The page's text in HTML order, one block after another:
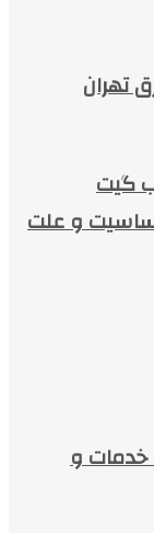
تهران
گیت
و علت
خدمات و